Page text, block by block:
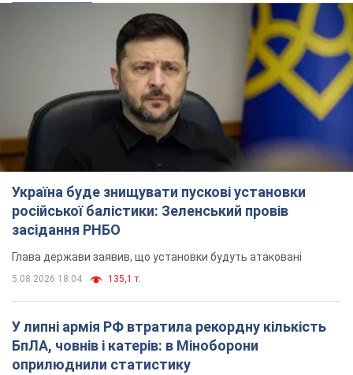
Україна буде знищувати пускові установки
російської балістики: Зеленський провів
засідання РНБО
Глава держави заявив, що установки будуть атаковані
5.08.2026 18:04 135,1 т.
У липні армія РФ втратила рекордну кількість
БпЛА, човнів і катерів: в Міноборони
оприлюднили статистику